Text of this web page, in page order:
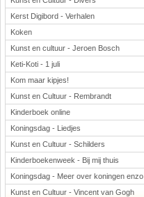
Kerst Digibord - Verhalen
Koken
Kunst en cultuur - Jeroen Bosch
Keti-Koti - 1 juli
Kom maar kipjes!
Kunst en Cultuur - Rembrandt
Kinderboek online
Koningsdag - Liedjes
Kunst en Cultuur - Schilders
Kinderboekenweek - Bij mij thuis
Koningsdag - Meer over koningen enzo
Kunst en Cultuur - Vincent van Gogh